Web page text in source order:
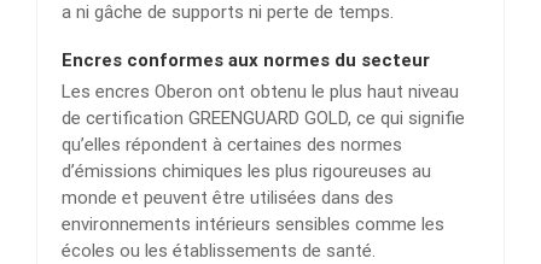
a ni gâche de supports ni perte de temps.
Encres conformes aux normes du secteur
Les encres Oberon ont obtenu le plus haut niveau
de certification GREENGUARD GOLD, ce qui signifie
qu’elles répondent à certaines des normes
d’émissions chimiques les plus rigoureuses au
monde et peuvent être utilisées dans des
environnements intérieurs sensibles comme les
écoles ou les établissements de santé.